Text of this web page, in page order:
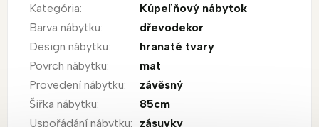
Kategória:
Kúpeľňový nábytok
Barva nábytku:
dřevodekor
Design nábytku:
hranaté tvary
Povrch nábytku:
mat
Provedení nábytku:
závěsný
Šířka nábytku:
85cm
Uspořádání nábytku: zásuvky